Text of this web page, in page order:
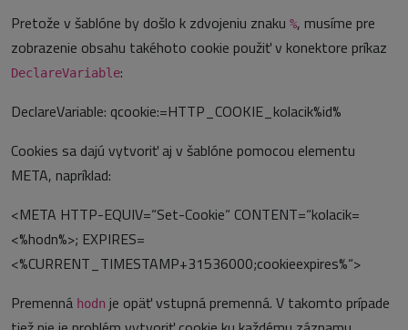
Pretože v šablóne by došlo k zdvojeniu znaku %, musíme pre
zobrazenie obsahu takéhoto cookie použiť v konektore príkaz
DeclareVariable:
DeclareVariable: qcookie:=HTTP_COOKIE_kolacik%id%
Cookies sa dajú vytvoriť aj v šablóne pomocou elementu
META, napríklad:
<META HTTP-EQUIV=“Set-Cookie“ CONTENT=“kolacik=
<%hodn%>; EXPIRES=
<%CURRENT_TIMESTAMP+31536000;cookieexpires%“>
Premenná hodn je opäť vstupná premenná. V takomto prípade